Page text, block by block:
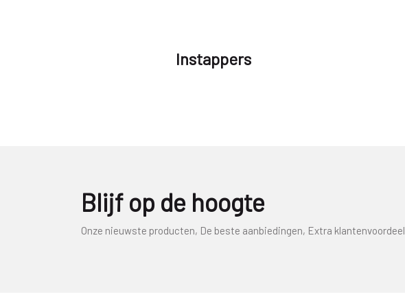
Instappers
Blijf op de hoogte
Onze nieuwste producten, De beste aanbiedingen, Extra klantenvoordeel